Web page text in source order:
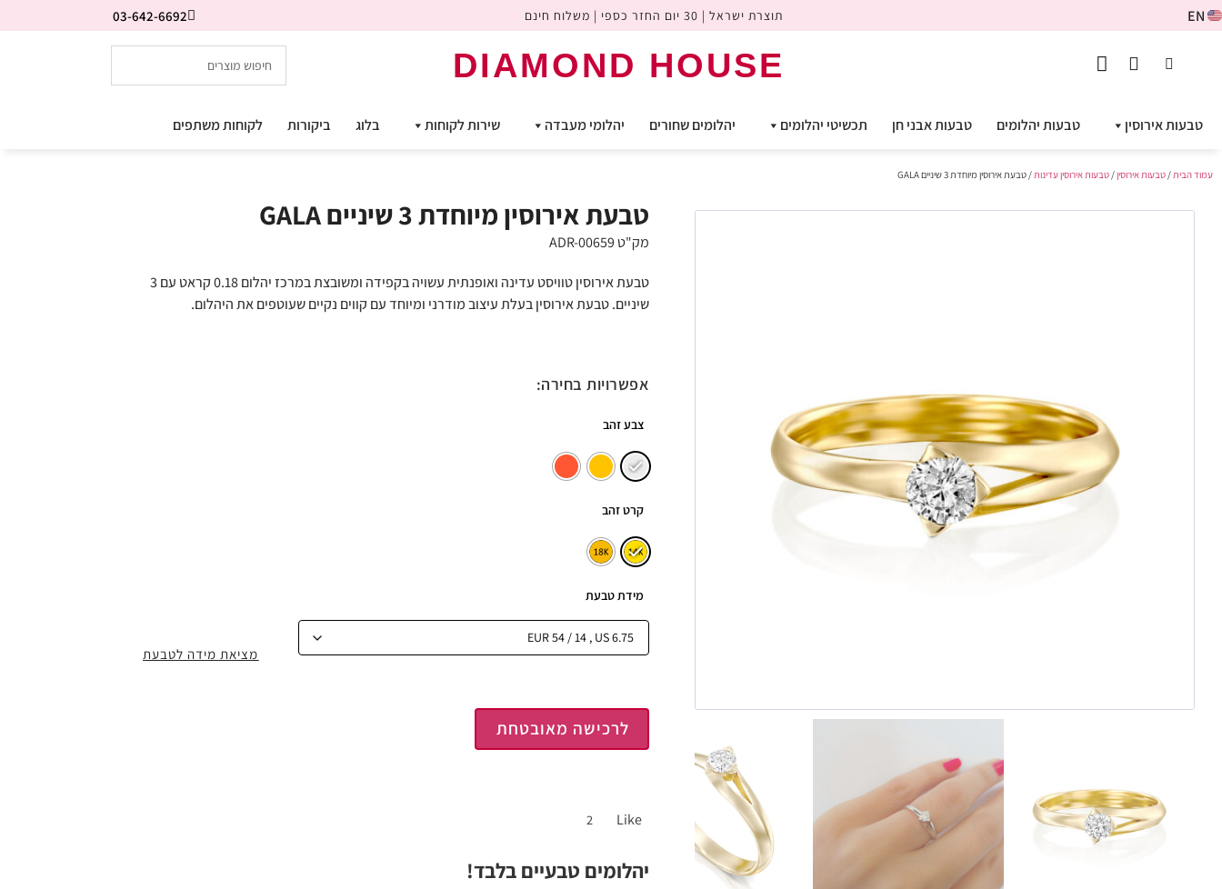
EN תוצרת ישראל | 30 יום החזר כספי | משלוח חינם 03-642-6692
DIAMOND HOUSE
טבעות אירוסין טבעות יהלומים טבעות אבני חן תכשיטי יהלומים יהלומים שחורים יהלומי מעבדה שירות לקוחות בלוג ביקורות לקוחות משתפים
עמוד הבית/טבעות אירוסין/טבעות אירוסין עדינות/ טבעת אירוסין מיוחדת 3 שיניים GALA
טבעת אירוסין מיוחדת 3 שיניים GALA
מק"ט ADR-00659
טבעת אירוסין טוויסט עדינה ואופנתית עשויה בקפידה ומשובצת במרכז יהלום 0.18 קראט עם 3
שיניים. טבעת אירוסין בעלת עיצוב מודרני ומיוחד עם קווים נקיים שעוטפים את היהלום.
אפשרויות בחירה:
צבע זהב
קרט זהב
מידת טבעת
לרכישה מאובטחת
Like
2
מציאת מידה לטבעת
יהלומים טבעיים בלבד!